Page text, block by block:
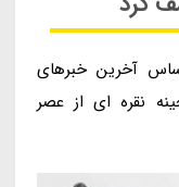
آخرین خبرهای
نقره ای از عصر